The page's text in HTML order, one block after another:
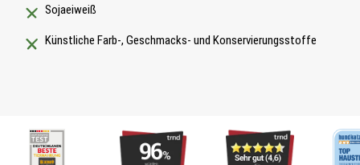
Sojaeiweiß
Künstliche Farb-, Geschmacks- und Konservierungsstoffe